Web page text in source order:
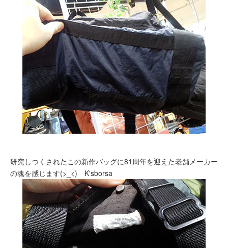
研究しつくされたこの新作バッグに81周年を迎えた老舗メーカー
の魂を感じます(>_<) K'sborsa